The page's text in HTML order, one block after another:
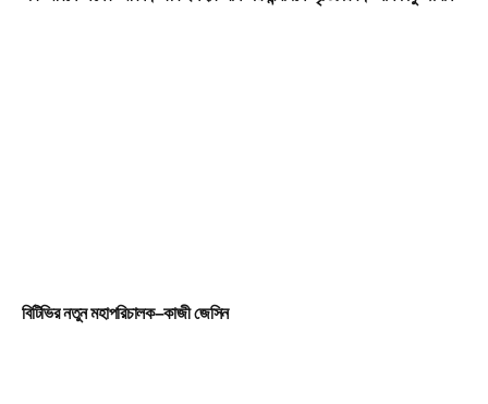
বিটিভির নতুন মহাপরিচালক–কাজী জেসিন